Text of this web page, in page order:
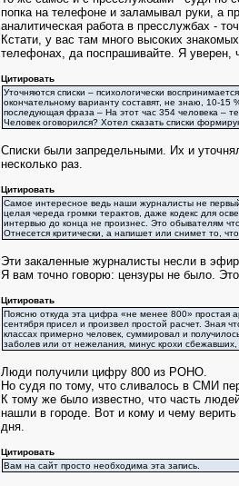
попка на телефоне и заламывал руки, а
аналитическая работа в пресслужбах -
Кстати, у вас там много высоких
телефонах, да поспрашивайте. Я уверен,
Цитировать
Уточняются списки – психологически
окончательному варианту составят, не знаю, 10-15
последующая фраза – На этот час 354 человека –
Человек оговорился? Хотел сказать списки
Списки были запредельными. Их и
несколько раз.
Цитировать
Самое интересное ведь наши журналисты не
целая череда громки терактов, даже кодекс для
интервью до конца не произнес. Это обывателям
Отнесется критически, а напишет или снимет то,
Эти закаленные журналисты несли в
Я вам точно говорю: цензуры не было.
Цитировать
Поясню откуда эта цифра «не менее 800»
сентября присел и произвел простой расчет. Зная
классах примерно человек, суммировал и
заболев или от нежелания, минус крохи
Люди получили цифру 800 из РОНО.
Но судя по тому, что сливалось в СМИ
К тому же было известно, что часть
нашли в городе. Вот и кому и чему верить
дня.
Цитировать
Вам на сайт просто необходима эта запись.